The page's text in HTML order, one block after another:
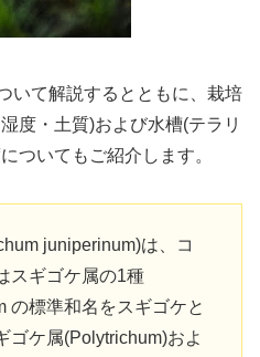
いて解説するとともに、栽培
度・土質)および水槽(テラリ
ついてもご紹介します。
juniperinum)は、コ
スギゴケ属の1種
の標準和名をスギゴケと
ゴケ属(Polytrichum)およ